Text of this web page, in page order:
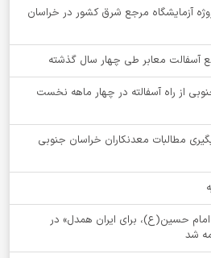
آزمایشگاه مرجع شرق کشور در خراسان
جنوبی از راه آسفالته در چهار ماهه نخست
مطالبات معدنکاران خراسان جنوبی
امام حسین(ع)، برای ایران همدل» در
شد